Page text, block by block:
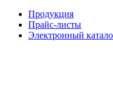
Продукция
Прайс-листы
Электронный